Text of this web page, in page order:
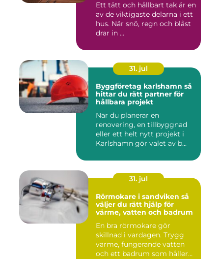
Ett tätt och hållbart tak är en
av de viktigaste delarna i ett
hus. När snö, regn och blåst
drar in ...
31. jul
Byggföretag karlshamn så
hittar du rätt partner för
hållbara projekt
När du planerar en
renovering, en tillbyggnad
eller ett helt nytt projekt i
Karlshamn gör valet av b...
31. jul
Rörmokare i sandviken så
väljer du rätt hjälp för
värme, vatten och badrum
En bra rörmokare gör
skillnad i vardagen. Trygg
värme, fungerande vatten
och ett badrum som håller